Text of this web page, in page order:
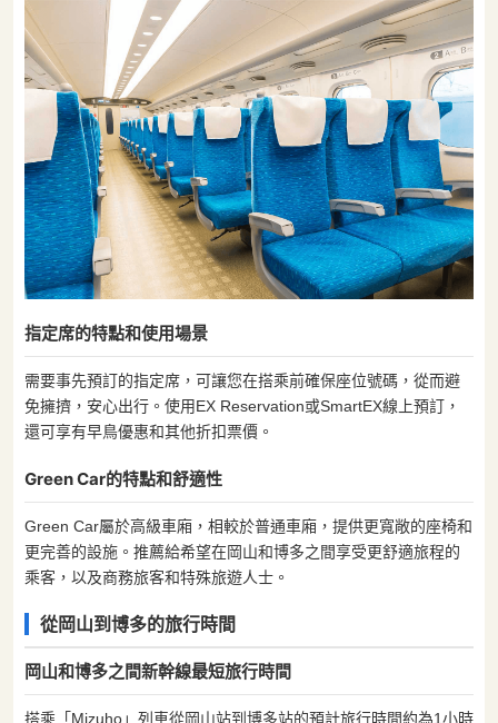
指定席的特點和使用場景
需要事先預訂的指定席，可讓您在搭乘前確保座位號碼，從而避
免擁擠，安心出行。使用EX Reservation或SmartEX線上預訂，
還可享有早鳥優惠和其他折扣票價。
Green Car的特點和舒適性
Green Car屬於高級車廂，相較於普通車廂，提供更寬敞的座椅和
更完善的設施。推薦給希望在岡山和博多之間享受更舒適旅程的
乘客，以及商務旅客和特殊旅遊人士。
從岡山到博多的旅行時間
岡山和博多之間新幹線最短旅行時間
搭乘「Mizuho」列車從岡山站到博多站的預計旅行時間約為1小時